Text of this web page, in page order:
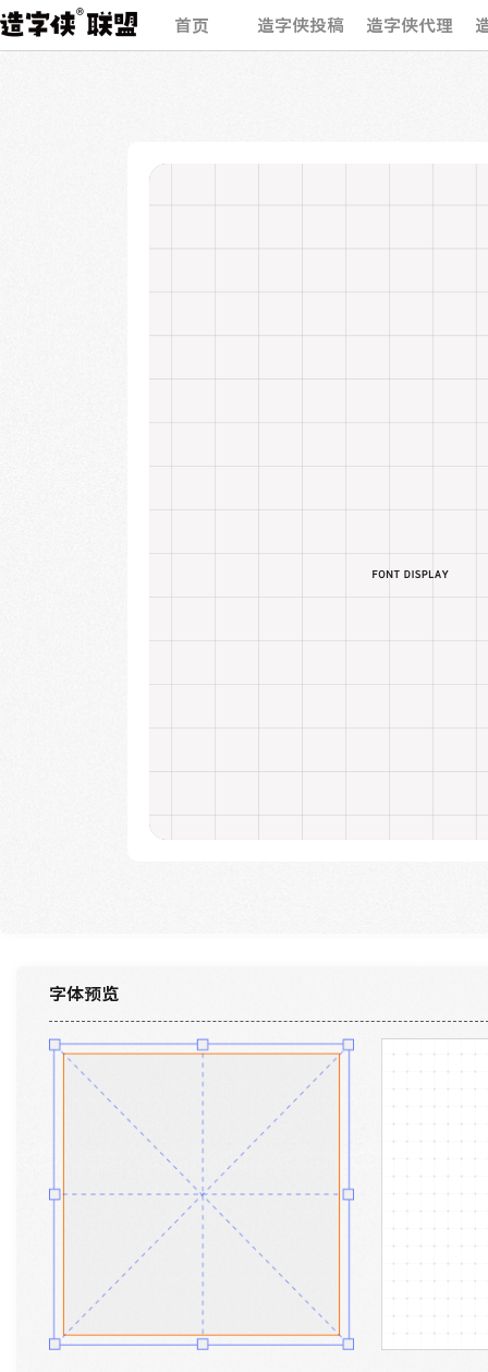
首页 造字侠投稿 造字侠代理
字体预览